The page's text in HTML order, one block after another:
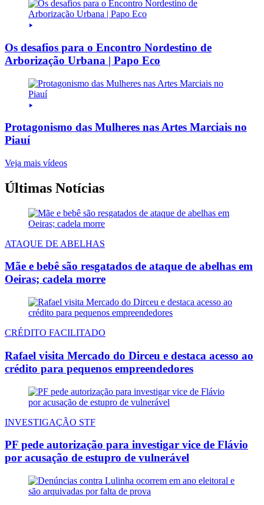
Os desafios para o Encontro Nordestino de
Arborização Urbana | Papo Eco
Protagonismo das Mulheres nas Artes Marciais no
Piauí
Veja mais vídeos
Últimas Notícias
ATAQUE DE ABELHAS
Mãe e bebê são resgatados de ataque de abelhas em
Oeiras; cadela morre
CRÉDITO FACILITADO
Rafael visita Mercado do Dirceu e destaca acesso ao
crédito para pequenos empreendedores
INVESTIGAÇÃO STF
PF pede autorização para investigar vice de Flávio
por acusação de estupro de vulnerável